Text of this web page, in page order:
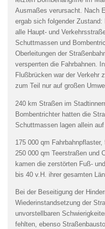
Ausmaßes verursacht. Nach
ergab sich folgender
alle Haupt- und
Schuttmassen und
Oberleitungen der
versperrten die Fahrbahnen.
Flußbrücken war der Verkehr
zum Teil nur auf großen
240 km Straßen im
Bombentrichter hatten die
Schuttmassen lagen allein auf
175 000 qm
250 000 qm Teerstraßen und
kamen die zerstörten Fuß-
bis 40 v.H. ihrer gesamten
Bei der Beseitigung der
Wiederinstandsetzung der
unvorstellbaren
fehlten, ebenso